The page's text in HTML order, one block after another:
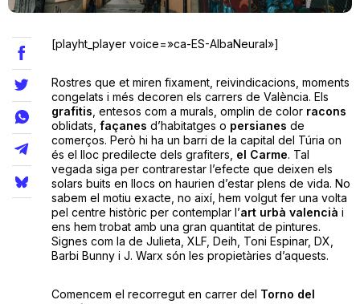
Internet
Llibres
La Llista
Llocs
[playht_player voice=»ca-ES-AlbaNeural»]
Rostres que et miren fixament, reivindicacions, moments
congelats i més decoren els carrers de València. Els
grafitis , entesos com a murals, omplin de color racons
oblidats, façanes d’habitatges o persianes de
comerços. Però hi ha un barri de la capital del Túria on
és el lloc predilecte dels grafiters, el Carme. Tal
vegada siga per contrarestar l’efecte que deixen els
solars buits en llocs on haurien d’estar plens de vida. No
sabem el motiu exacte, no així, hem volgut fer una volta
pel centre històric per contemplar l’art urbà valencià i
ens hem trobat amb una gran quantitat de pintures.
Signes com la de Julieta, XLF, Deih, Toni Espinar, DX,
Barbi Bunny i J. Warx són les propietàries d’aquests.
Comencem el recorregut en carrer del Torno del